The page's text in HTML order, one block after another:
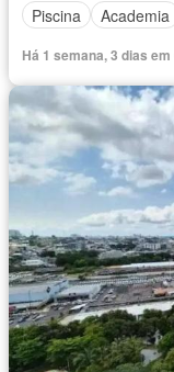
Piscina
Academia
Há 1 semana, 3 dias